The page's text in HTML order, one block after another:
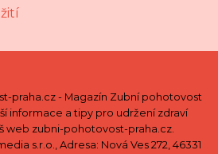
praha.cz - Magazín Zubní pohotovost
informace a tipy pro udržení zdraví
web zubni-pohotovost-praha.cz.
s.r.o., Adresa: Nová Ves 272, 46331